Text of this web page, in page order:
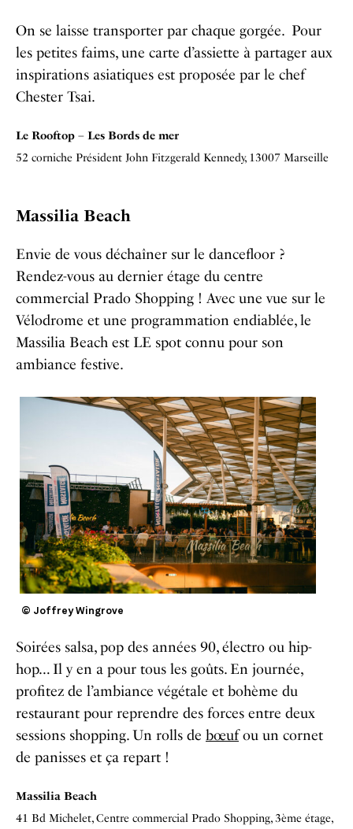
On se laisse transporter par chaque gorgée. Pour
les petites faims, une carte d’assiette à partager aux
inspirations asiatiques est proposée par le chef
Chester Tsai.
Le Rooftop – Les Bords de mer
52 corniche Président John Fitzgerald Kennedy, 13007 Marseille
Massilia Beach
Envie de vous déchaîner sur le dancefloor ?
Rendez-vous au dernier étage du centre
commercial Prado Shopping ! Avec une vue sur le
Vélodrome et une programmation endiablée, le
Massilia Beach est LE spot connu pour son
ambiance festive.
© Joffrey Wingrove
Soirées salsa, pop des années 90, électro ou hip-
hop… Il y en a pour tous les goûts. En journée,
profitez de l’ambiance végétale et bohème du
restaurant pour reprendre des forces entre deux
sessions shopping. Un rolls de bœufou un cornet
de panisses et ça repart !
Massilia Beach
41 Bd Michelet, Centre commercial Prado Shopping, 3ème étage,